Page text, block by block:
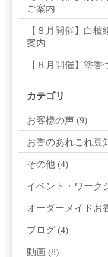
ご案内
【８月開催】白
案内
【８月開催】塗
カテゴリ
お客様の声 (9)
お香のあれこれ豆
その他 (4)
イベント・ワーク
オーダーメイドお
ブログ (4)
動画 (8)